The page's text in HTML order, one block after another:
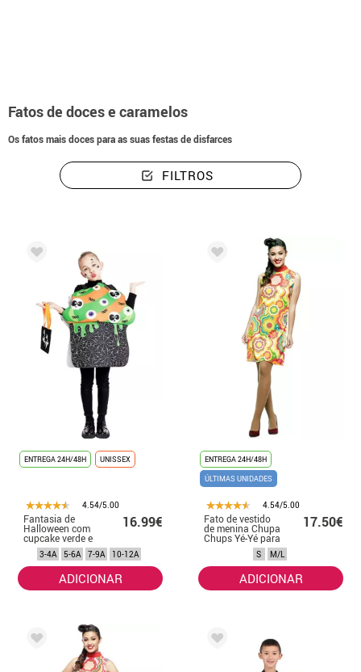
Fatos de doces e caramelos
Os fatos mais doces para as suas festas de disfarces
FILTROS
ENTREGA 24H/48H UNISSEX
4.54/5.00
Fantasia de
Halloween com
cupcake verde e
laranja para
crianças
16.99€
3-4A 5-6A 7-9A 10-12A
ADICIONAR
ENTREGA 24H/48H
ÚLTIMAS UNIDADES
4.54/5.00
Fato de vestido
de menina Chupa
Chups Yé-Yé para
mulher
17.50€
S M/L
ADICIONAR